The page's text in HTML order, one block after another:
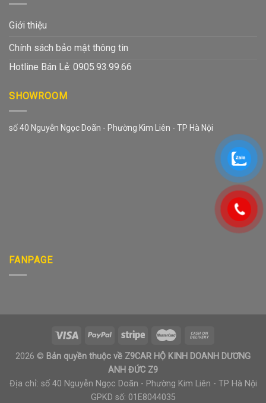
Giới thiệu
Chính sách bảo mật thông tin
Hotline Bán Lẻ: 0905.93.99.66
SHOWROOM
số 40 Nguyễn Ngọc Doãn - Phường Kim Liên - TP Hà Nội
FANPAGE
2026 © Bản quyền thuộc về Z9CAR HỘ KINH DOANH DƯƠNG
ANH ĐỨC Z9
Địa chỉ: số 40 Nguyễn Ngọc Doãn - Phường Kim Liên - TP Hà Nội
GPKD số: 01E8044035